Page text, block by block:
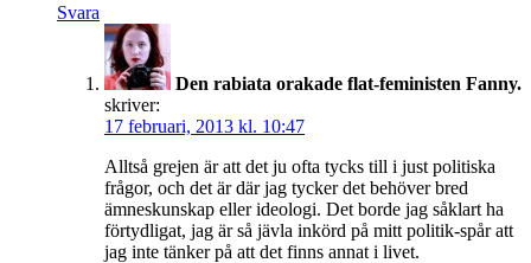
Svara
Den rabiata orakade flat-feministen Fanny.
skriver:
17 februari, 2013 kl. 10:47
Alltså grejen är att det ju ofta tycks till i just politiska
frågor, och det är där jag tycker det behöver bred
ämneskunskap eller ideologi. Det borde jag såklart ha
förtydligat, jag är så jävla inkörd på mitt politik-spår att
jag inte tänker på att det finns annat i livet.